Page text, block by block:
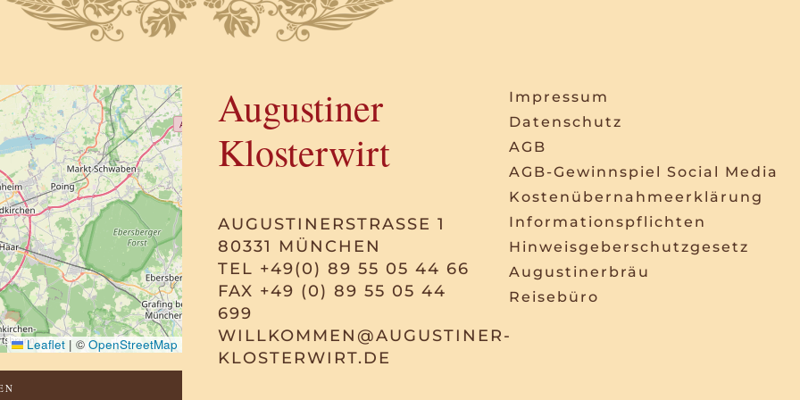
Leaflet | © OpenStreetMap
Augustiner
Klosterwirt
AUGUSTINERSTRASSE 1
80331 MÜNCHEN
TEL +49(0) 89 55 05 44 66
FAX +49 (0) 89 55 05 44
699
WILLKOMMEN@AUGUSTINER-
KLOSTERWIRT.DE
Impressum
Datenschutz
AGB
AGB-Gewinnspiel Social Media
Kostenübernahmeerklärung
Informationspflichten
Hinweisgeberschutzgesetz
Augustinerbräu
Reisebüro